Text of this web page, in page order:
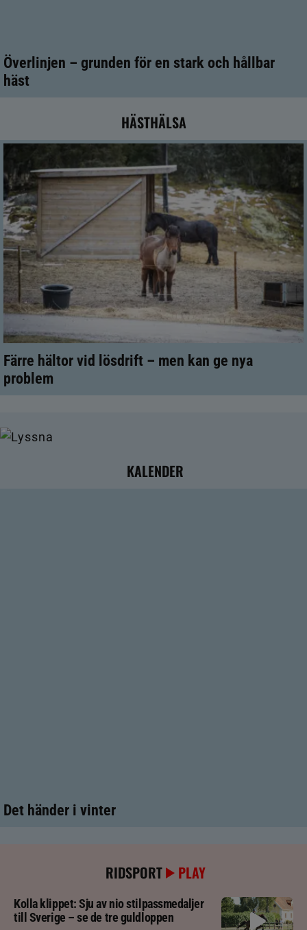
Överlinjen – grunden för en stark och hållbar
häst
HÄSTHÄLSA
Färre hältor vid lösdrift – men kan ge nya
problem
KALENDER
Det händer i vinter
RIDSPORT PLAY
Kolla klippet: Sju av nio stilpassmedaljer
till Sverige – se de tre guldloppen